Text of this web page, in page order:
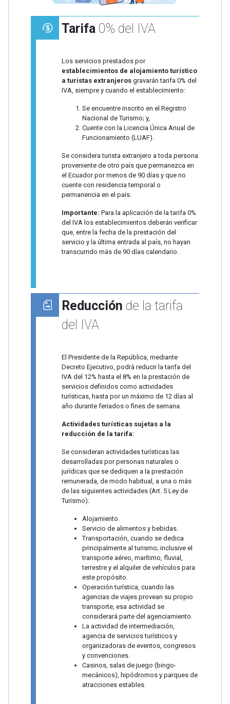
Tarifa0% del IVA
Los servicios prestados por
establecimientos de alojamiento turístico
a turistas extranjerosgravarán tarifa 0% del
IVA, siempre y cuando el establecimiento:
Se encuentre inscrito en el Registro
Nacional de Turismo; y,
Cuente con la Licencia Única Anual de
Funcionamiento (LUAF).
Se considera turista extranjero a toda persona
proveniente de otro país que permanezca en
el Ecuador por menos de 90 días y que no
cuente con residencia temporal o
permanencia en el país.
Importante: Para la aplicación de la tarifa 0%
del IVA los establecimientos deberán verificar
que, entre la fecha de la prestación del
servicio y la última entrada al país, no hayan
transcurrido más de 90 días calendario.
Reducción de la tarifa
del IVA
El Presidente de la República, mediante
Decreto Ejecutivo, podrá reducir la tarifa del
IVA del 12% hasta el 8% en la prestación de
servicios definidos como actividades
turísticas, hasta por un máximo de 12 días al
año durante feriados o fines de semana.
Actividades turísticas sujetas a la
reducción de la tarifa:
Se consideran actividades turísticas las
desarrolladas por personas naturales o
jurídicas que se dediquen a la prestación
remunerada, de modo habitual, a una o más
de las siguientes actividades (Art. 5 Ley de
Turismo):
Alojamiento.
Servicio de alimentos y bebidas.
Transportación, cuando se dedica
principalmente al turismo; inclusive el
transporte aéreo, marítimo, fluvial,
terrestre y el alquiler de vehículos para
este propósito.
Operación turística, cuando las
agencias de viajes provean su propio
transporte, esa actividad se
considerará parte del agenciamiento.
La actividad de intermediación,
agencia de servicios turísticos y
organizadoras de eventos, congresos
y convenciones.
Casinos, salas de juego (bingo-
mecánicos), hipódromos y parques de
atracciones estables.